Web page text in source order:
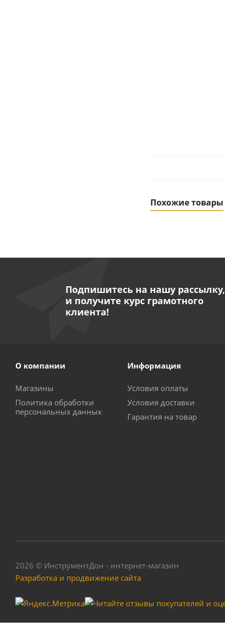
Похожие товары
Подпишитесь на нашу рассылку,
и получите курс грамотного
клиента!
О компании
Магазины
Политика обработки
персональных данных
Информация
Условия оплаты
Условия доставки
Гарантия на товар
2026 © ИнструментДон - интернет-магазин
Разработка и продвижение сайта